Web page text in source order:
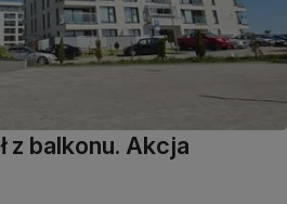
z balkonu. Akcja